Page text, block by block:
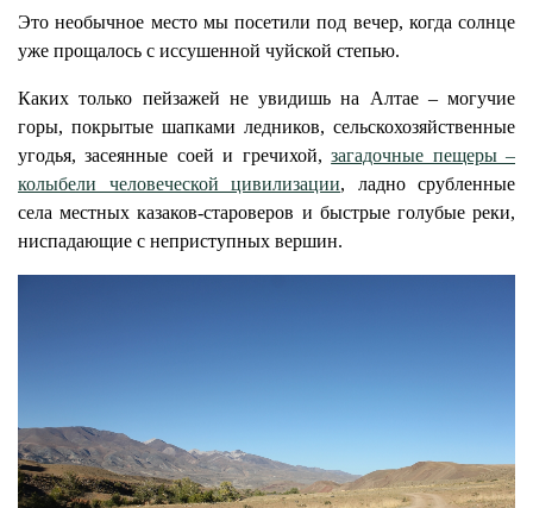
Это необычное место мы посетили под вечер, когда солнце
уже прощалось с иссушенной чуйской степью.
Каких только пейзажей не увидишь на Алтае – могучие
горы, покрытые шапками ледников, сельскохозяйственные
угодья, засеянные соей и гречихой,загадочные пещеры –
колыбели человеческой цивилизации, ладно срубленные
села местных казаков-староверов и быстрые голубые реки,
ниспадающие с неприступных вершин.